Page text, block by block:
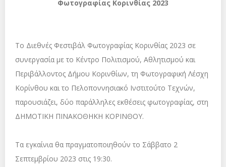
Φωτογραφίας Κορινθίας 2023
Το Διεθνές Φεστιβάλ Φωτογραφίας Κορινθίας 2023 σε
συνεργασία με το Κέντρο Πολιτισμού, Αθλητισμού και
Περιβάλλοντος Δήμου Κορινθίων, τη Φωτογραφική Λέσχη
Κορίνθου και το Πελοποννησιακό Ινστιτούτο Τεχνών,
παρουσιάζει, δύο παράλληλες εκθέσεις φωτογραφίας, στη
ΔΗΜΟΤΙΚΗ ΠΙΝΑΚΟΘΗΚΗ ΚΟΡΙΝΘΟΥ.
Τα εγκαίνια θα πραγματοποιηθούν το Σάββατο 2
Σεπτεμβρίου 2023 στις 19:30.